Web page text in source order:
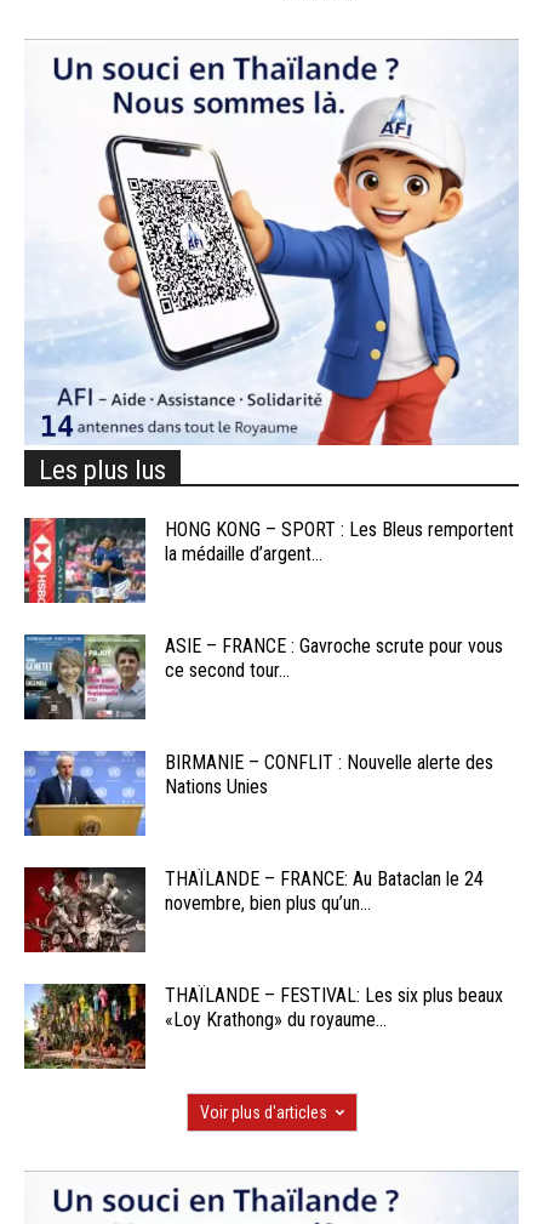
Les plus lus
HONG KONG – SPORT : Les Bleus remportent
la médaille d’argent...
ASIE – FRANCE : Gavroche scrute pour vous
ce second tour...
BIRMANIE – CONFLIT : Nouvelle alerte des
Nations Unies
THAÏLANDE – FRANCE: Au Bataclan le 24
novembre, bien plus qu’un...
THAÏLANDE – FESTIVAL: Les six plus beaux
«Loy Krathong» du royaume...
Voir plus d'articles